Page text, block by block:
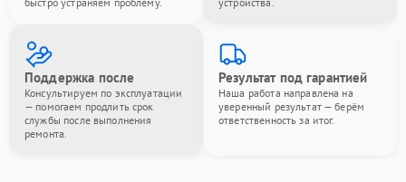
Поддержка после
Консультируем по эксплуатации
— помогаем продлить срок
службы после выполнения
ремонта.
Результат под гарантией
Наша работа направлена на
уверенный результат — берём
ответственность за итог.